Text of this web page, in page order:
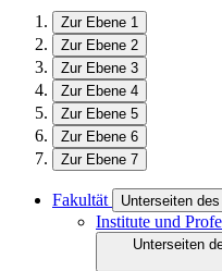
Zur Ebene 1
Zur Ebene 2
Zur Ebene 3
Zur Ebene 4
Zur Ebene 5
Zur Ebene 6
Zur Ebene 7
Fakultät Unterseiten
Institute und
Unterseiten